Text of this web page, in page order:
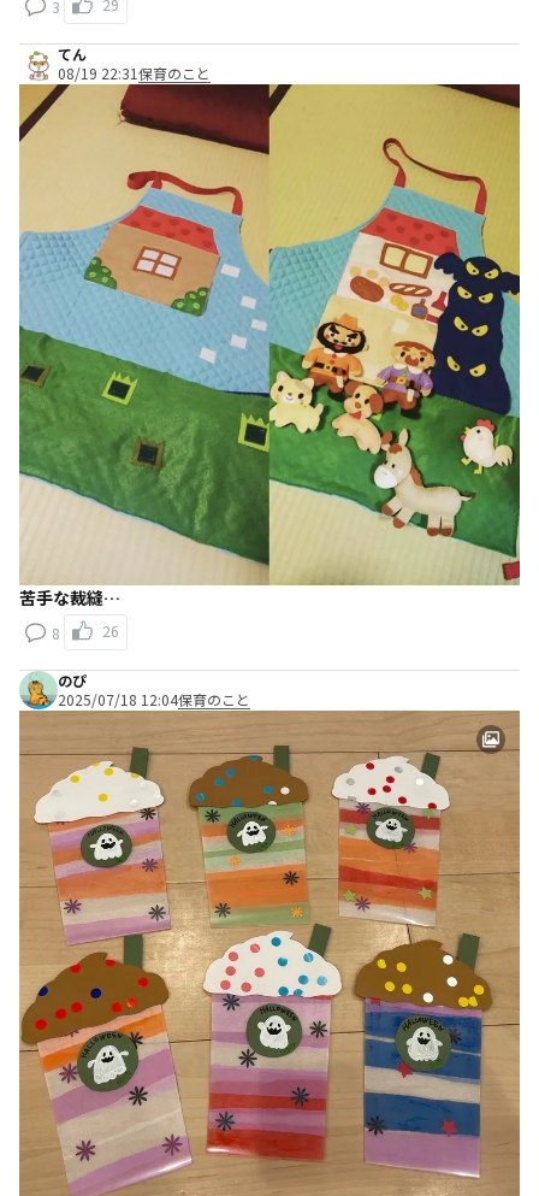
3 29
てん
08/19 22:31保育のこと
苦手な裁縫…
8 26
のぴ
2025/07/18 12:04保育のこと